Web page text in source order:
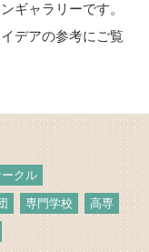
ギャラリーです。
デアの参考にご覧
クル
専門学校 高専